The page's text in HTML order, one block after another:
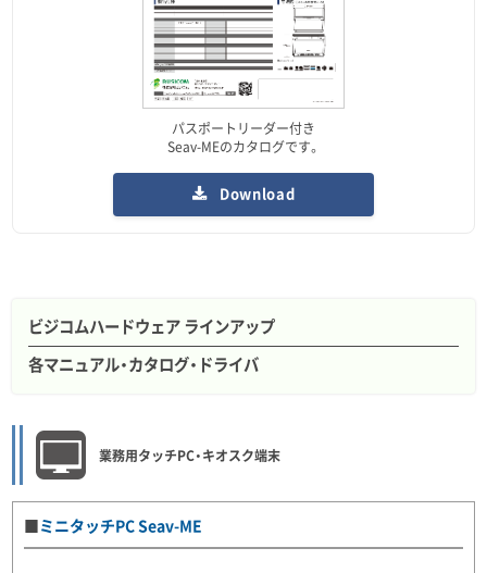
パスポートリーダー付き
Seav-MEのカタログです。
Download
ビジコムハードウェア ラインアップ
各マニュアル・カタログ・ドライバ
業務用タッチPC・キオスク端末
ミニタッチPC Seav-ME